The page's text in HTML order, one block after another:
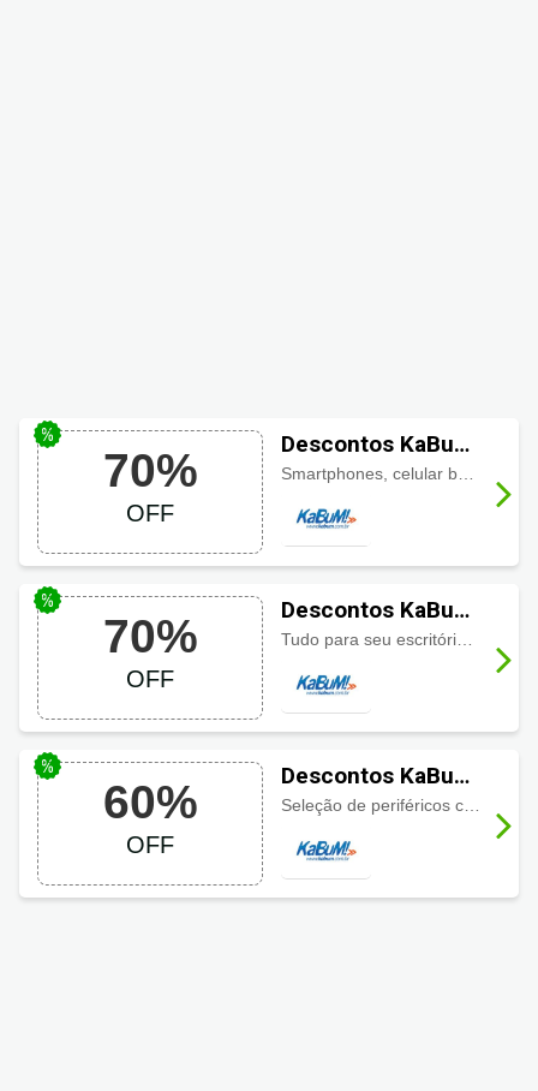
70%
OFF
Descontos KaBuM!
até 70% em
Smartphone e
Celular
Smartphones, celular básico, acessórios para smartphones, wearables entre outros com até 70% de desconto.
70%
OFF
Descontos KaBuM!
até 70% em itensTudo para seu escritório com até 70% de desconto. Aproveite!
60%
OFF
Descontos KaBuM!
até 60%
Seleção de periféricos com descontos de até 60%. Neste link!